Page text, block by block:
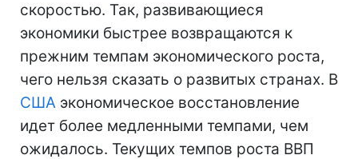
скоростью. Так, развивающиеся
экономики быстрее возвращаются к
прежним темпам экономического роста,
чего нельзя сказать о развитых странах. В
США экономическое восстановление
идет более медленными темпами, чем
ожидалось. Текущих темпов роста ВВП